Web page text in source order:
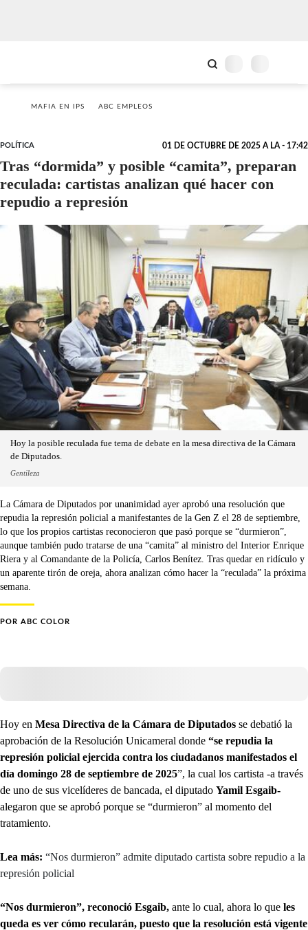
MAFIA EN IPS ABC EMPLEOS
POLÍTICA 01 DE OCTUBRE DE 2025 A LA - 17:42
Tras “dormida” y posible “camita”, preparan
reculada: cartistas analizan qué hacer con
repudio a represión
Hoy la posible reculada fue tema de debate en la mesa directiva de la Cámara
de Diputados.
Gentileza
La Cámara de Diputados por unanimidad ayer aprobó una resolución que
repudia la represión policial a manifestantes de la Gen Z el 28 de septiembre,
lo que los propios cartistas reconocieron que pasó porque se “durmieron”,
aunque también pudo tratarse de una “camita” al ministro del Interior Enrique
Riera y al Comandante de la Policía, Carlos Benítez. Tras quedar en ridículo y
un aparente tirón de oreja, ahora analizan cómo hacer la “reculada” la próxima
semana.
POR ABC COLOR
Hoy en Mesa Directiva de la Cámara de Diputados se debatió la
aprobación de la Resolución Unicameral donde “se repudia la
represión policial ejercida contra los ciudadanos manifestados el
día domingo 28 de septiembre de 2025”, la cual los cartista -a través
de uno de sus vicelíderes de bancada, el diputado Yamil Esgaib-
alegaron que se aprobó porque se “durmieron” al momento del
tratamiento.
Lea más: “Nos durmieron” admite diputado cartista sobre repudio a la
represión policial
“Nos durmieron”, reconoció Esgaib, ante lo cual, ahora lo que les
queda es ver cómo recularán, puesto que la resolución está vigente